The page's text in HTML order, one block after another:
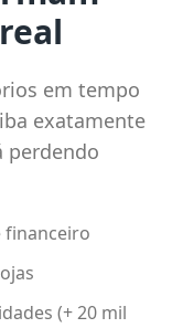
em tempo
exatamente
perdendo
financeiro
(+ 20 mil